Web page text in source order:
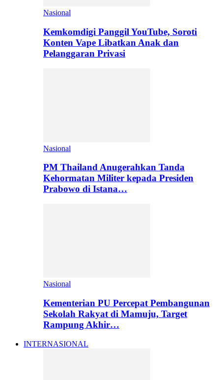
Nasional
Kemkomdigi Panggil YouTube, Soroti
Konten Vape Libatkan Anak dan
Pelanggaran Privasi
Nasional
PM Thailand Anugerahkan Tanda
Kehormatan Militer kepada Presiden
Prabowo di Istana…
Nasional
Kementerian PU Percepat Pembangunan
Sekolah Rakyat di Mamuju, Target
Rampung Akhir…
INTERNASIONAL